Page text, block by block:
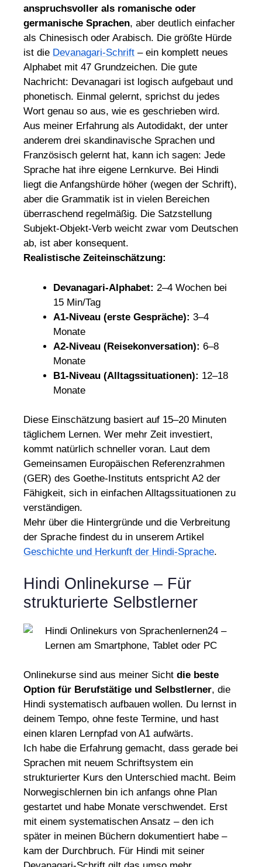
anspruchsvoller als romanische oder
germanische Sprachen, aber deutlich einfacher
als Chinesisch oder Arabisch. Die größte Hürde
ist die Devanagari-Schrift – ein komplett neues
Alphabet mit 47 Grundzeichen. Die gute
Nachricht: Devanagari ist logisch aufgebaut und
phonetisch. Einmal gelernt, sprichst du jedes
Wort genau so aus, wie es geschrieben wird.
Aus meiner Erfahrung als Autodidakt, der unter
anderem drei skandinavische Sprachen und
Französisch gelernt hat, kann ich sagen: Jede
Sprache hat ihre eigene Lernkurve. Bei Hindi
liegt die Anfangshürde höher (wegen der Schrift),
aber die Grammatik ist in vielen Bereichen
überraschend regelmäßig. Die Satzstellung
Subjekt-Objekt-Verb weicht zwar vom Deutschen
ab, ist aber konsequent.
Realistische Zeiteinschätzung:
Devanagari-Alphabet: 2–4 Wochen bei
15 Min/Tag
A1-Niveau (erste Gespräche): 3–4
Monate
A2-Niveau (Reisekonversation): 6–8
Monate
B1-Niveau (Alltagssituationen): 12–18
Monate
Diese Einschätzung basiert auf 15–20 Minuten
täglichem Lernen. Wer mehr Zeit investiert,
kommt natürlich schneller voran. Laut dem
Gemeinsamen Europäischen Referenzrahmen
(GER) des Goethe-Instituts entspricht A2 der
Fähigkeit, sich in einfachen Alltagssituationen zu
verständigen.
Mehr über die Hintergründe und die Verbreitung
der Sprache findest du in unserem Artikel
Geschichte und Herkunft der Hindi-Sprache.
Hindi Onlinekurse – Für
strukturierte Selbstlerner
Onlinekurse sind aus meiner Sicht die beste
Option für Berufstätige und Selbstlerner, die
Hindi systematisch aufbauen wollen. Du lernst in
deinem Tempo, ohne feste Termine, und hast
einen klaren Lernpfad von A1 aufwärts.
Ich habe die Erfahrung gemacht, dass gerade bei
Sprachen mit neuem Schriftsystem ein
strukturierter Kurs den Unterschied macht. Beim
Norwegischlernen bin ich anfangs ohne Plan
gestartet und habe Monate verschwendet. Erst
mit einem systematischen Ansatz – den ich
später in meinen Büchern dokumentiert habe –
kam der Durchbruch. Für Hindi mit seiner